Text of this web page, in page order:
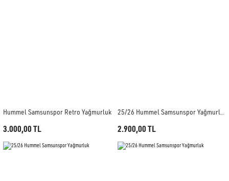
Hummel Samsunspor Retro Yağmurluk
3.000,00 TL
25/26 Hummel Samsunspor Yağmurluk
2.900,00 TL